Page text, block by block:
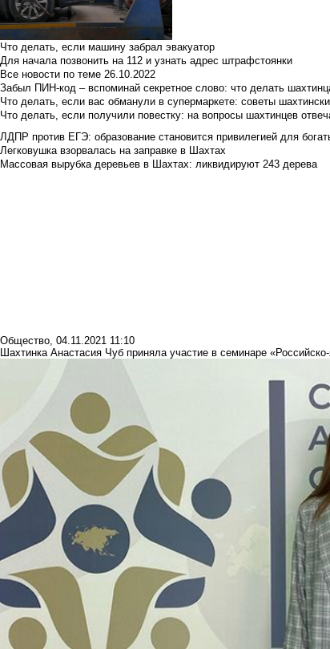
Что делать, если машину забрал эвакуатор
Для начала позвонить на 112 и узнать адрес штрафстоянки
Все новости по теме 26.10.2022
Забыл ПИН-код – вспоминай секретное слово: что делать
Что делать, если вас обманули в супермаркете: советы
Что делать, если получили повестку: на вопросы шахтинцев
ЛДПР против ЕГЭ: образование становится привилегией для
Легковушка взорвалась на заправке в Шахтах
Массовая вырубка деревьев в Шахтах: ликвидируют 243 дерева
Общество, 04.11.2021 11:10
Шахтинка Анастасия Чуб приняла участие в семинаре